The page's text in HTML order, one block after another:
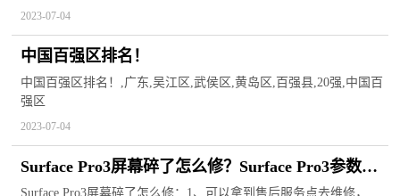
2023-07-04
中国百强区排名！
中国百强区排名！,广东,吴江区,武侯区,黄岛区,百强县,20强,中国百
强区
2023-07-04
Surface Pro3屏幕碎了怎么修？Surface Pro3参数配
置
Surface Pro3屏幕碎了怎么修：1、可以拿到售后服务点去维修，